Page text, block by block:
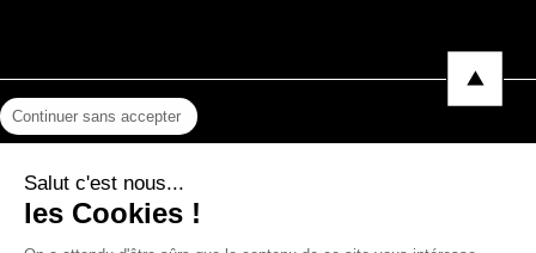
Protection des données
Continuer sans accepter
Salut c'est nous...
les Cookies !